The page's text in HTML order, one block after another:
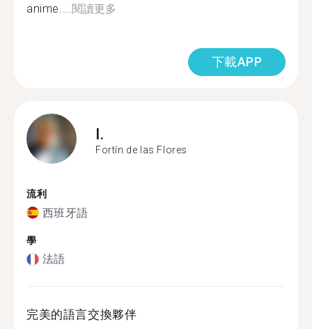
anime....閱讀更多
下載APP
I.
Fortín de las Flores
流利
西班牙語
學
法語
完美的語言交換夥伴